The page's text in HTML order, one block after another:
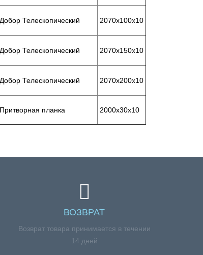
Добор Телескопический 2070х100х10
Добор Телескопический 2070х150х10
Добор Телескопический 2070х200х10
Притворная планка 2000х30х10
ВОЗВРАТ
Возврат товара принимается в течении
14 дней